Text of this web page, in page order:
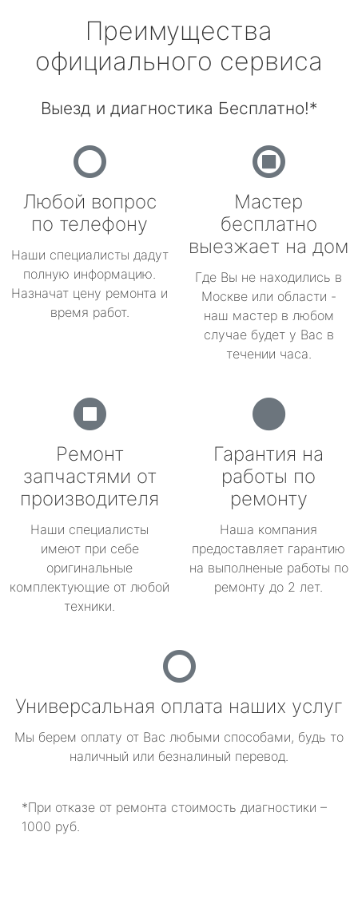
Преимущества
официального сервиса
Выезд и диагностика Бесплатно!*
Любой вопрос
по телефону
Наши специалисты дадут
полную информацию.
Назначат цену ремонта и
время работ.
Мастер
бесплатно
выезжает на дом
Где Вы не находились в
Москве или области -
наш мастер в любом
случае будет у Вас в
течении часа.
Ремонт
запчастями от
производителя
Наши специалисты
имеют при себе
оригинальные
комплектующие от любой
техники.
Гарантия на
работы по
ремонту
Наша компания
предоставляет гарантию
на выполненые работы по
ремонту до 2 лет.
Универсальная оплата наших услуг
Мы берем оплату от Вас любыми способами, будь то
наличный или безналиный перевод.
*При отказе от ремонта стоимость диагностики –
1000 руб.